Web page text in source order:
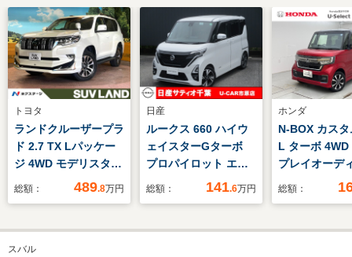
トヨタ
ランドクルーザープラ
ド 2.7 TX Lパッケー
ジ 4WD モデリスタフ
ルエアロ サンルー
ルミ シートベンチレ
ーション レーダーク
総額： 489.8万円
日産
ルークス 660 ハイウ
ェイスターGターボ
プロパイロット エデ
ィション /プロパイロ
ター ETC 両側電
総額： 141.6万円
ホンダ
N-BOX カス
L ターボ 4WD
プレイオー
4WD
ETC アルミ
総額：
スバル